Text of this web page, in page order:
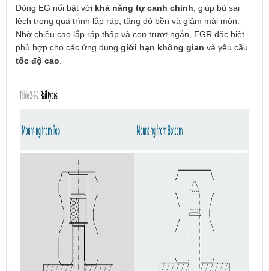
Dòng EG nổi bật với khả năng tự canh chỉnh , giúp bù sai
lệch trong quá trình lắp ráp, tăng độ bền và giảm mài mòn.
Nhờ chiều cao lắp ráp thấp và con trượt ngắn, EGR đặc biệt
phù hợp cho các ứng dụng giới hạn không gian và yêu cầu
tốc độ cao